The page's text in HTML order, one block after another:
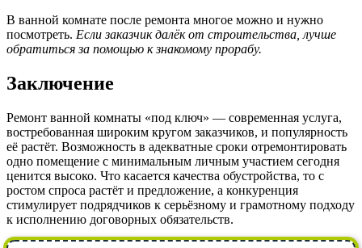
В ванной комнате после ремонта многое можно и нужно
посмотреть. Если заказчик далёк от строительства, лучше
обратиться за помощью к знакомому прорабу.
Заключение
Ремонт ванной комнаты «под ключ» — современная услуга,
востребованная широким кругом заказчиков, и популярность
её растёт. Возможность в адекватные сроки отремонтировать
одно помещение с минимальным личным участием сегодня
ценится высоко. Что касается качества обустройства, то с
ростом спроса растёт и предложение, а конкуренция
стимулирует подрядчиков к серьёзному и грамотному подходу
к исполнению договорных обязательств.